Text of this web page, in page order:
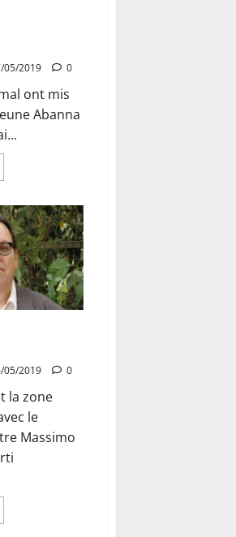
05/2019 0
ont mis
Abanna
05/2019 0
la zone
le
Massimo